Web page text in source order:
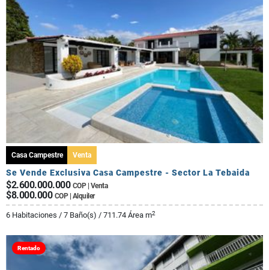
Casa Campestre Venta
Se Vende Exclusiva Casa Campestre - Sector La Tebaida
$2.600.000.000 COP | Venta
$8.000.000 COP | Alquiler
6 Habitaciones / 7 Baño(s) / 711.74 Área m2
Rentado